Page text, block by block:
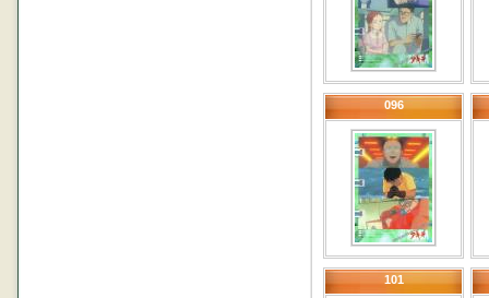
096
101